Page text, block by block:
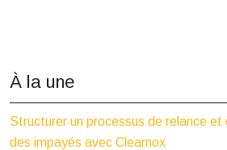
À la une
Structurer un processus de relance
des impayés avec Clearnox